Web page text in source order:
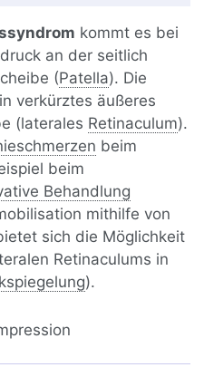
kommt es bei
an der seitlich
(Patella). Die
verkürztes äußeres
(laterales Retinaculum).
beim
beim
Behandlung
mithilfe von
sich die Möglichkeit
Retinaculums in
).